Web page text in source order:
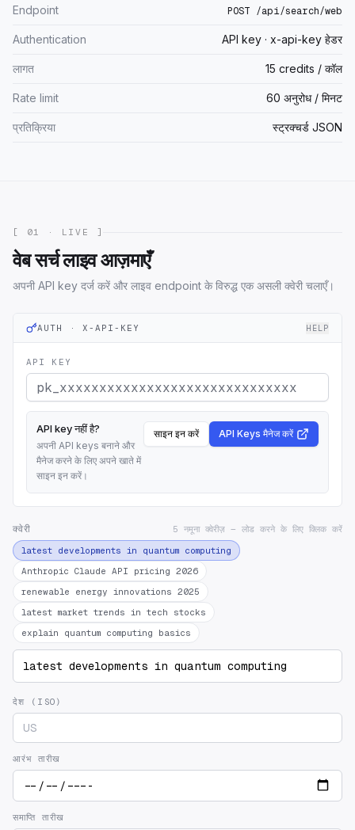
Endpoint POST /api/search/web
Authentication API key · x-api-key हेडर
लागत 15 credits / कॉल
Rate limit 60 अनुरोध / मिनट
प्रतिक्रिया स्ट्रक्चर्ड JSON
[ 01 · LIVE ]
वेब सर्च लाइव आज़माएँ
अपनी API key दर्ज करें और लाइव endpoint के विरुद्ध एक असली क्वेरी चलाएँ।
AUTH · X-API-KEY HELP
API KEY
API key नहीं है?
अपनी API keys बनाने और
मैनेज करने के लिए अपने खाते में
साइन इन करें।
साइन इन करें API Keys मैनेज करें
क्वेरी 5 नमूना क्वेरीज़ — लोड करने के लिए क्लिक करें
latest developments in quantum computing
Anthropic Claude API pricing 2026
renewable energy innovations 2025
latest market trends in tech stocks
explain quantum computing basics
देश (ISO)
आरंभ तारीख
समाप्ति तारीख